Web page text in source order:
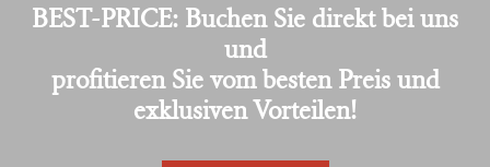
BEST-PRICE: Buchen Sie direkt bei uns
und
profitieren Sie vom besten Preis und
exklusiven Vorteilen!